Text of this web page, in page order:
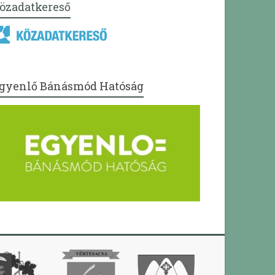
Bánásmód Hatóság